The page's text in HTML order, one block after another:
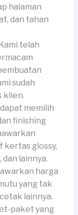
halaman
dan tahan
telah
sudah
klien.
memilih
finishing
kertas glossy,
lainnya.
harga
yang tak
lainnya.
paket yang